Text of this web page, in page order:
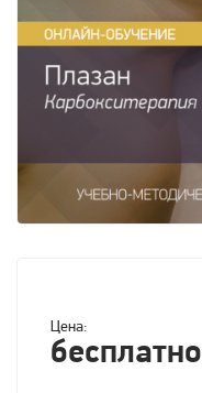
Цена:
бесплатно